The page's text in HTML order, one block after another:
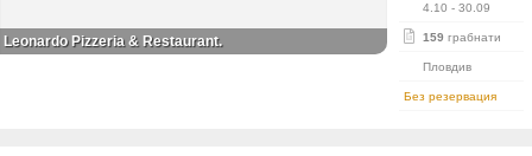
4.10 - 30.09
159 грабнати
Пловдив
Без резервация
Leonardo Pizzeria & Restaurant.